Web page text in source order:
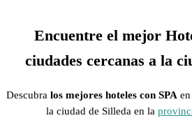
Encuentre el mejor
ciudades cercanas a la
Descubra los mejores hoteles con SPA
la ciudad de Silleda en la